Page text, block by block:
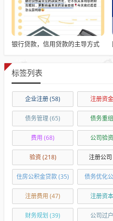
银行贷款，信用贷款的主导方式
标签列表
企业注册(58) 注册资金
债务管理(65) 债务重组
费用 (68) 公司验资
验资(218) 注册公司
住房公积金贷款(35) 债务优化
注册费用 (47) 注册资本
财务规划 (39) 公司过户